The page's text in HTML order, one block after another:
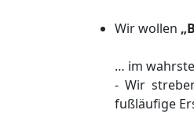
Wir wollen
… im
- Wir
fußläufige